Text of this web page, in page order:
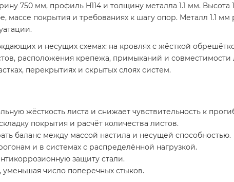
750 мм, профиль H114 и толщину металла 1.1 мм. Высота
покрытия и требованиях к шагу опор. Металл 1.1 мм
и несущих схемах: на кровлях с жёсткой
расположения крепежа, примыканий и
перекрытиях и скрытых слоях систем.
жёсткость листа и снижает чувствительность к
покрытия и расчёт количества листов.
баланс между массой настила и несущей способностью.
и в системах с распределённой нагрузкой.
защиту стали.
уменьшая число поперечных стыков.